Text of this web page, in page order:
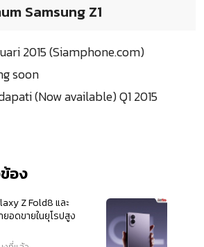
Samsung Z1
2015 (Siamphone.com)
soon
(Now available) Q1 2015
อง
Z Fold8 และ
อดขายในยุโรปสูง